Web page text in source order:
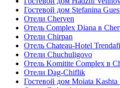
Гостевой дом Stefanina
Отели Cherven
Отель Complex Diana в
Отели Chirpan
Отель Chateau-Hotel
Отели Chuchuligovo
Отель Komitite Complex в
Отели Dag-Chiflik
Гостевой дом Moiata